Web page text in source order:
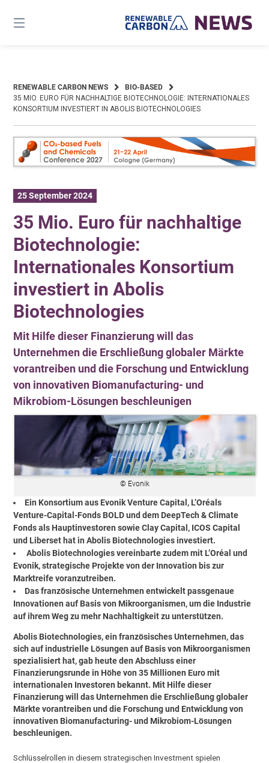
content
RENEWABLE CARBON NEWS
BIO-BASED
35 MIO. EURO FÜR NACHHALTIGE BIOTECHNOLOGIE: INTERNATIONALES
KONSORTIUM INVESTIERT IN ABOLIS BIOTECHNOLOGIES
25 September 2024
35 Mio. Euro für nachhaltige
Biotechnologie:
Internationales Konsortium
investiert in Abolis
Biotechnologies
Mit Hilfe dieser Finanzierung will das
Unternehmen die Erschließung globaler Märkte
vorantreiben und die Forschung und Entwicklung
von innovativen Biomanufacturing- und
Mikrobiom-Lösungen beschleunigen
© Evonik
Ein Konsortium aus Evonik Venture Capital, L’Oréals
Venture-Capital-Fonds BOLD und dem DeepTech & Climate
Fonds als Hauptinvestoren sowie Clay Capital, ICOS Capital
und Liberset hat in Abolis Biotechnologies investiert.
Abolis Biotechnologies vereinbarte zudem mit L’Oréal und
Evonik, strategische Projekte von der Innovation bis zur
Marktreife voranzutreiben.
Das französische Unternehmen entwickelt passgenaue
Innovationen auf Basis von Mikroorganismen, um die Industrie
auf ihrem Weg zu mehr Nachhaltigkeit zu unterstützen.
Abolis Biotechnologies, ein französisches Unternehmen, das
sich auf industrielle Lösungen auf Basis von Mikroorganismen
spezialisiert hat, gab heute den Abschluss einer
Finanzierungsrunde in Höhe von 35 Millionen Euro mit
internationalen Investoren bekannt. Mit Hilfe dieser
Finanzierung will das Unternehmen die Erschließung globaler
Märkte vorantreiben und die Forschung und Entwicklung von
innovativen Biomanufacturing- und Mikrobiom-Lösungen
beschleunigen.
Schlüsselrollen in diesem strategischen Investment spielen